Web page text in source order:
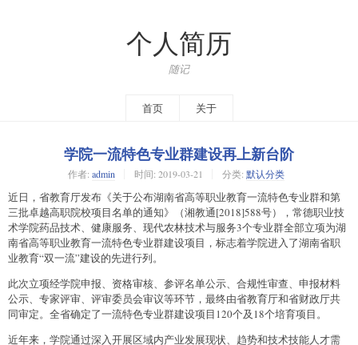
个人简历
随记
首页 关于
学院一流特色专业群建设再上新台阶
作者: admin 时间: 2019-03-21 分类: 默认分类
近日，省教育厅发布《关于公布湖南省高等职业教育一流特色专业群和第
三批卓越高职院校项目名单的通知》（湘教通[2018]588号），常德职业技
术学院药品技术、健康服务、现代农林技术与服务3个专业群全部立项为湖
南省高等职业教育一流特色专业群建设项目，标志着学院进入了湖南省职
业教育“双一流”建设的先进行列。
此次立项经学院申报、资格审核、参评名单公示、合规性审查、申报材料
公示、专家评审、评审委员会审议等环节，最终由省教育厅和省财政厅共
同审定。全省确定了一流特色专业群建设项目120个及18个培育项目。
近年来，学院通过深入开展区域内产业发展现状、趋势和技术技能人才需